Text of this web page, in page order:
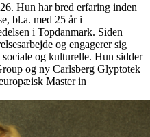
Hun har bred erfaring inden
bl.a. med 25 år i
i Topdanmark. Siden
og engagerer sig
og kulturelle. Hun sidder
og ny Carlsberg Glyptotek
Master in